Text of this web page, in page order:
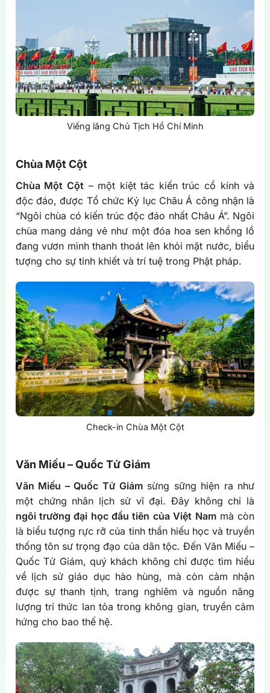
Viếng lăng Chủ Tịch Hồ Chí Minh
Chùa Một Cột
Chùa Một Cột– một kiệt tác kiến trúc cổ kính và
độc đáo, được Tổ chức Kỷ lục Châu Á công nhận là
“Ngôi chùa có kiến trúc độc đáo nhất Châu Á”. Ngôi
chùa mang dáng vẻ như một đóa hoa sen khổng lồ
đang vươn mình thanh thoát lên khỏi mặt nước, biểu
tượng cho sự tinh khiết và trí tuệ trong Phật pháp.
Check-in Chùa Một Cột
Văn Miếu – Quốc Tử Giám
Văn Miếu – Quốc Tử Giámsừng sững hiện ra như
một chứng nhân lịch sử vĩ đại. Đây không chỉ là
ngôi trường đại học đầu tiên của Việt Nammà còn
là biểu tượng rực rỡ của tinh thần hiếu học và truyền
thống tôn sư trọng đạo của dân tộc. Đến Văn Miếu –
Quốc Tử Giám, quý khách không chỉ được tìm hiểu
về lịch sử giáo dục hào hùng, mà còn cảm nhận
được sự thanh tịnh, trang nghiêm và nguồn năng
lượng tri thức lan tỏa trong không gian, truyền cảm
hứng cho bao thế hệ.